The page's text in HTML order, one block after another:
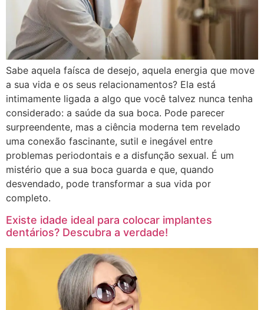
Sabe aquela faísca de desejo, aquela energia que move
a sua vida e os seus relacionamentos? Ela está
intimamente ligada a algo que você talvez nunca tenha
considerado: a saúde da sua boca. Pode parecer
surpreendente, mas a ciência moderna tem revelado
uma conexão fascinante, sutil e inegável entre
problemas periodontais e a disfunção sexual. É um
mistério que a sua boca guarda e que, quando
desvendado, pode transformar a sua vida por
completo.
Existe idade ideal para colocar implantes
dentários? Descubra a verdade!